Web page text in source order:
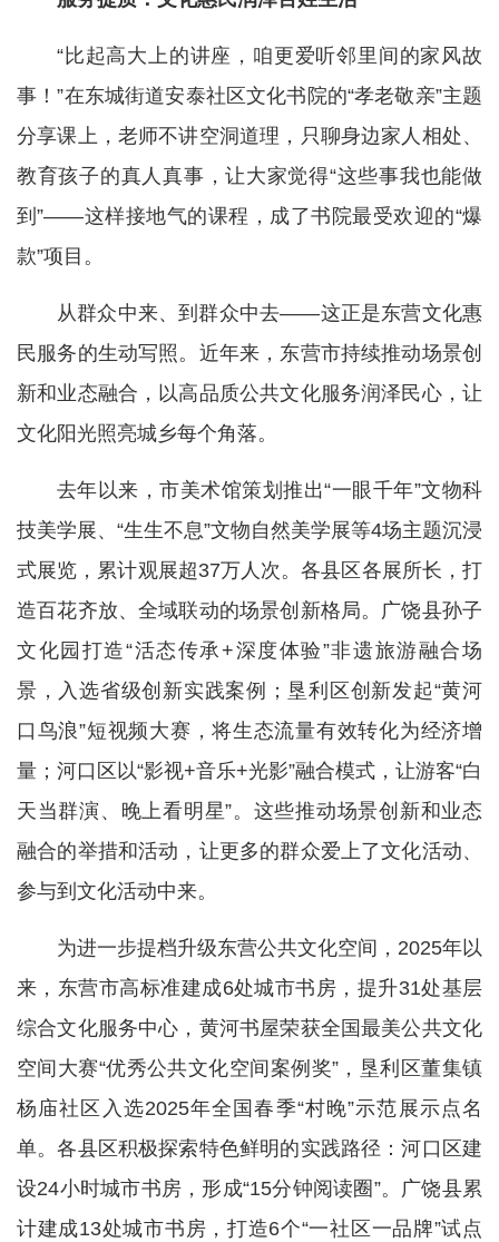
“比起高大上的讲座，咱更爱听邻里间的家风故
事！”在东城街道安泰社区文化书院的“孝老敬亲”主题
分享课上，老师不讲空洞道理，只聊身边家人相处、
教育孩子的真人真事，让大家觉得“这些事我也能做
到”——这样接地气的课程，成了书院最受欢迎的“爆
款”项目。
从群众中来、到群众中去——这正是东营文化惠
民服务的生动写照。近年来，东营市持续推动场景创
新和业态融合，以高品质公共文化服务润泽民心，让
文化阳光照亮城乡每个角落。
去年以来，市美术馆策划推出“一眼千年”文物科
技美学展、“生生不息”文物自然美学展等4场主题沉浸
式展览，累计观展超37万人次。各县区各展所长，打
造百花齐放、全域联动的场景创新格局。广饶县孙子
文化园打造“活态传承+深度体验”非遗旅游融合场
景，入选省级创新实践案例；垦利区创新发起“黄河
口鸟浪”短视频大赛，将生态流量有效转化为经济增
量；河口区以“影视+音乐+光影”融合模式，让游客“白
天当群演、晚上看明星”。这些推动场景创新和业态
融合的举措和活动，让更多的群众爱上了文化活动、
参与到文化活动中来。
为进一步提档升级东营公共文化空间，2025年以
来，东营市高标准建成6处城市书房，提升31处基层
综合文化服务中心，黄河书屋荣获全国最美公共文化
空间大赛“优秀公共文化空间案例奖”，垦利区董集镇
杨庙社区入选2025年全国春季“村晚”示范展示点名
单。各县区积极探索特色鲜明的实践路径：河口区建
设24小时城市书房，形成“15分钟阅读圈”。广饶县累
计建成13处城市书房，打造6个“一社区一品牌”试点